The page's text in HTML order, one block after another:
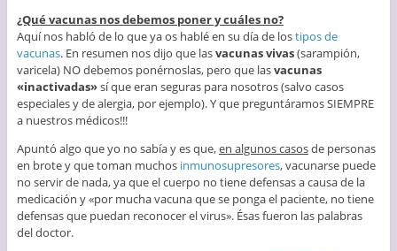
¿Qué vacunas nos debemos poner y cuáles no?
Aquí nos habló de lo que ya os hablé en su día de lostipos de
vacunas. En resumen nos dijo que lasvacunas vivas(sarampión,
varicela) NO debemos ponérnoslas, pero que lasvacunas
«inactivadas»sí que eran seguras para nosotros (salvo casos
especiales y de alergia, por ejemplo). Y que preguntáramos SIEMPRE
a nuestros médicos!!!
Apuntó algo que yo no sabía y es que,en algunos casosde personas
en brote y que toman muchos inmunosupresores, vacunarse puede
no servir de nada, ya que el cuerpo no tiene defensas a causa de la
medicación y «por mucha vacuna que se ponga el paciente, no tiene
defensas que puedan reconocer el virus». Ésas fueron las palabras
del doctor.